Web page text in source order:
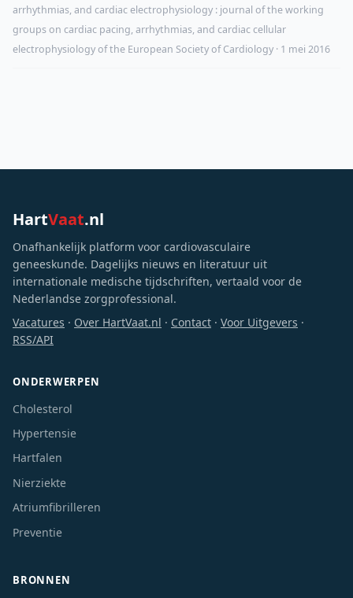
arrhythmias, and cardiac electrophysiology : journal of the working
groups on cardiac pacing, arrhythmias, and cardiac cellular
electrophysiology of the European Society of Cardiology · 1 mei 2016
HartVaat.nl
Onafhankelijk platform voor cardiovasculaire
geneeskunde. Dagelijks nieuws en literatuur uit
internationale medische tijdschriften, vertaald voor de
Nederlandse zorgprofessional.
Vacatures · Over HartVaat.nl · Contact · Voor Uitgevers ·
RSS/API
ONDERWERPEN
Cholesterol
Hypertensie
Hartfalen
Nierziekte
Atriumfibrilleren
Preventie
BRONNEN